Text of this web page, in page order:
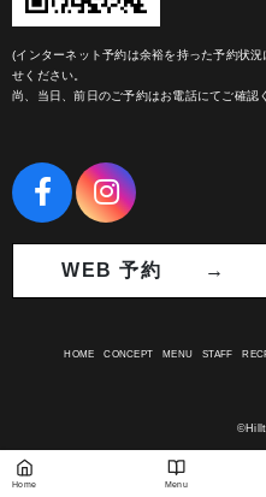
(インターネット予約は余裕を持った予約状
せください。
尚、当日、前日のご予約はお電話にてご確認
WEB 予約 →
HOME CONCEPT MENU STAFF
Home Menu